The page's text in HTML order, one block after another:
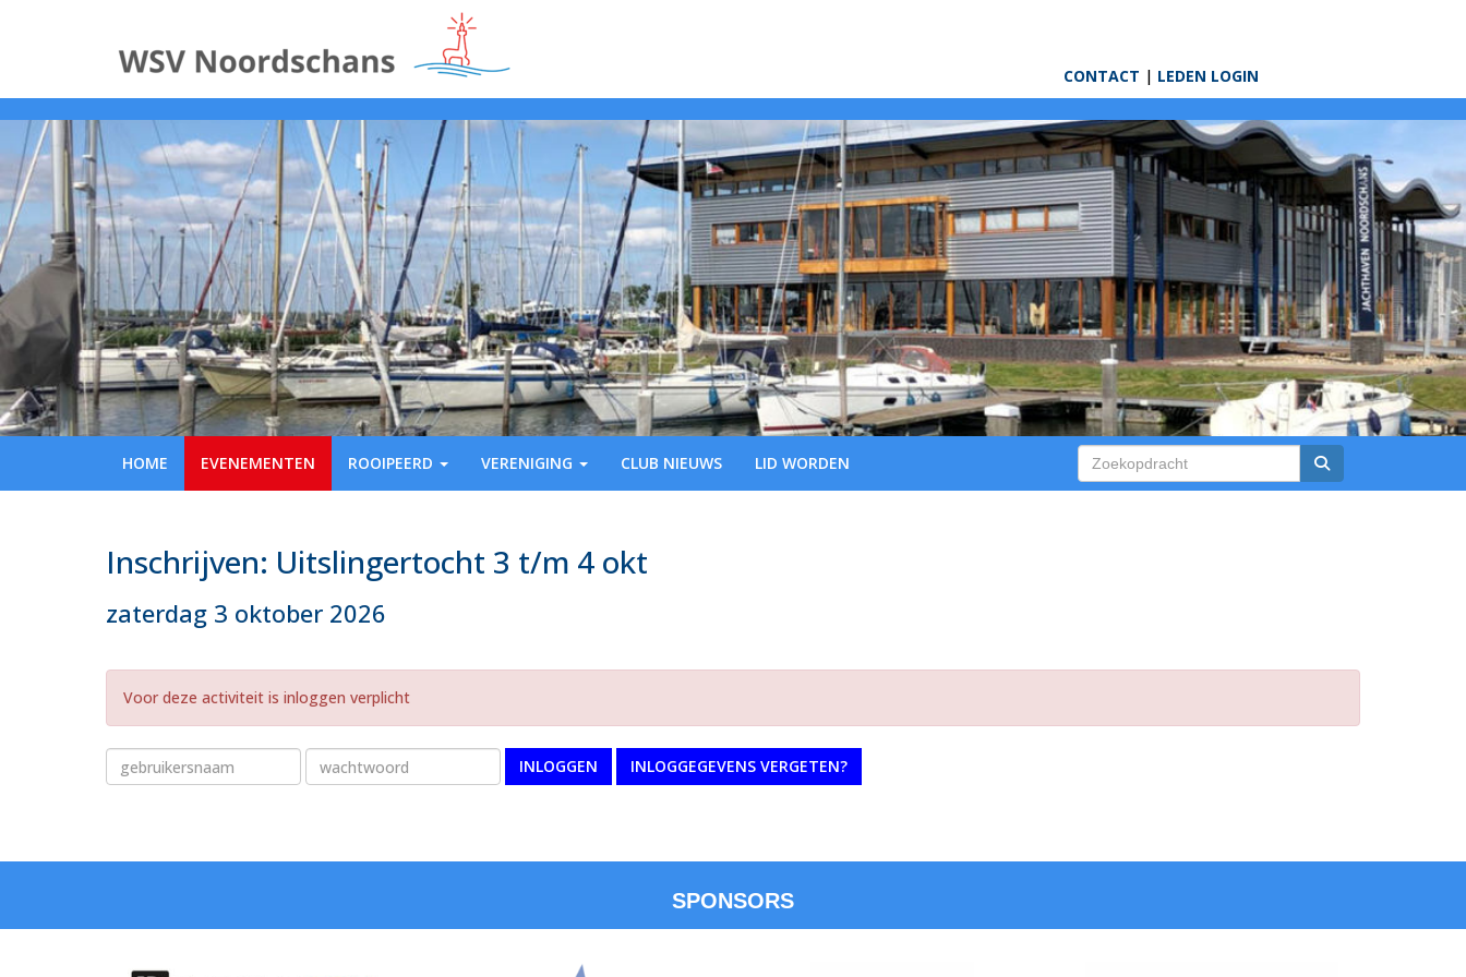
CONTACT | LEDEN LOGIN
HOME EVENEMENTEN ROOIPEERD VERENIGING CLUB NIEUWS LID WORDEN
Inschrijven: Uitslingertocht 3 t/m 4 okt
zaterdag 3 oktober 2026
Voor deze activiteit is inloggen verplicht
INLOGGEN INLOGGEGEVENS VERGETEN?
SPONSORS